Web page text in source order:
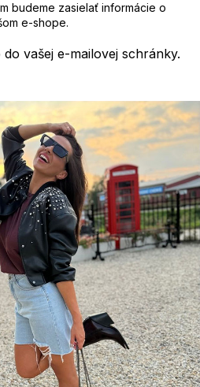
vašej e-mailovej schránky.
budeme zasielať informácie o
e-shope.